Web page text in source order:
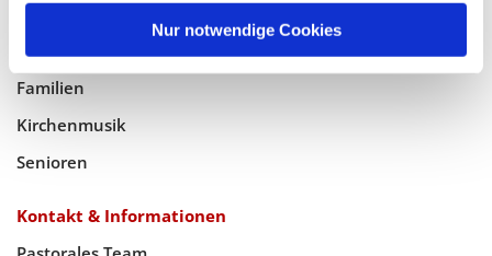
Nur notwendige Cookies
Pfarreileben
Jugend
Familien
Kirchenmusik
Senioren
Kontakt & Informationen